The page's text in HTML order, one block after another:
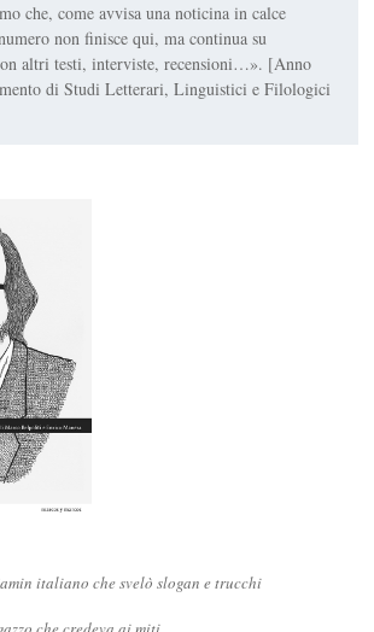
che, come avvisa una noticina in calce
non finisce qui, ma continua su
altri testi, interviste, recensioni…». [Anno
di Studi Letterari, Linguistici e Filologici
italiano che svelò slogan e trucchi